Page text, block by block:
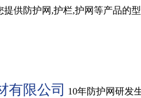
供防护网,护栏,护网等产品的
有限公司 10年防护网研发